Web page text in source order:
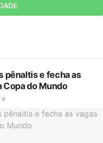
pênaltis e fecha as
Copa do Mundo
0